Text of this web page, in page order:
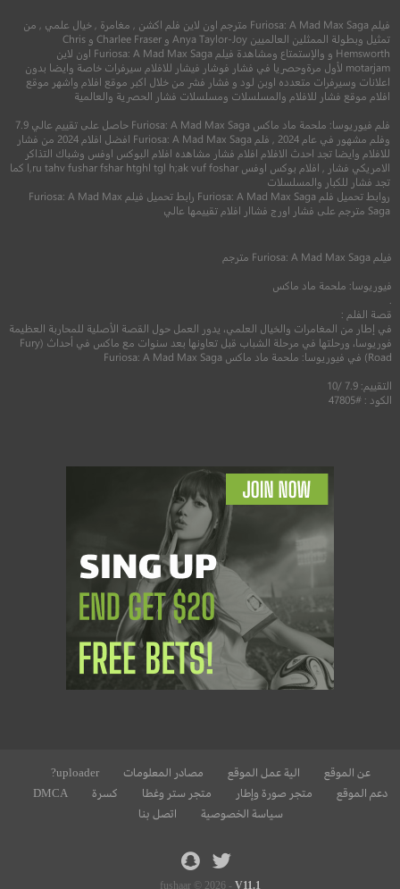
6.8
5.8
فيلم Furiosa: A Mad Max Saga مترجم اون لاين فلم اكشن , مغامرة , خيال علمي , من
تمثيل وبطولة الممثلين العالميين Anya Taylor-Joy و Charlee Fraser و Chris
Hemsworth و والإستمتاع ومشاهدة فيلم Furiosa: A Mad Max Saga اون لاين
motarjam لأول مرةوحصريا في فشار فوشار فيشار للافلام سيرفرات خاصة وايضا بدون
اعلانات وسيرفرات متعدده اوبن لود و فشار فشر من خلال اكبر موقع افلام واشهر موقع
افلام موقع فشار للافلام والمسلسلات ومسلسلات فشار الحصرية والعالمية
فلم فيوريوسا: ملحمة ماد ماكس Furiosa: A Mad Max Saga حاصل على تقييم عالي 7.9
وفلم مشهور في عام 2024 , فلم Furiosa: A Mad Max Saga افضل افلام 2024 من فشار
للافلام وايضا تجد احدث الافلام افلام فشار مشاهده افلام البوكس اوفس وشباك التذاكر
الامريكي فشار , افلام بوكس اوفس l,ru tahv fushar fshar htghl tgl h;ak vuf foshar كما
تجد فشار للكبار والمسلسلات
روابط تحميل فلم Furiosa: A Mad Max Saga رابط تحميل فيلم Furiosa: A Mad Max
Saga مترجم على فشار اورج فشاار افلام تقييمها عالي
فيلم Furiosa: A Mad Max Saga مترجم
فيوريوسا: ملحمة ماد ماكس
.
قصة الفلم :
في إطار من المغامرات والخيال العلمي، يدور العمل حول القصة الأصلية للمحاربة العظيمة
فوريوسا، ورحلتها في مرحلة الشباب قبل تعاونها بعد سنوات مع ماكس في أحداث (Fury
Road) في فيوريوسا: ملحمة ماد ماكس Furiosa: A Mad Max Saga
التقييم: 7.9 /10
الكود : #47805
عن الموقع الية عمل الموقع مصادر المعلومات
uploader?
دعم الموقع
متجر صورة وإطار متجر ستر وغطا كسرة
DMCA
سياسة الخصوصية
اتصل بنا
fushaar © 2026 - V11.1